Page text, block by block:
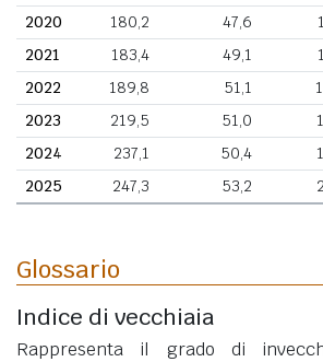
2020
180,2 47,6
2021
183,4 49,1
2022
189,8 51,1
2023
219,5 51,0
2024
237,1 50,4
2025
247,3 53,2
Glossario
Indice di vecchiaia
Rappresenta il grado di